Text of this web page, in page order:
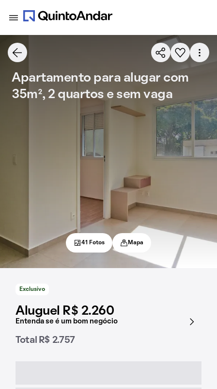
Exclusivo
Aluguel R$ 2.260
Entenda se é um bom negócio
Total R$ 2.757
Apartamento para alugar com
35m², 2 quartos e sem vaga
41 Fotos Mapa